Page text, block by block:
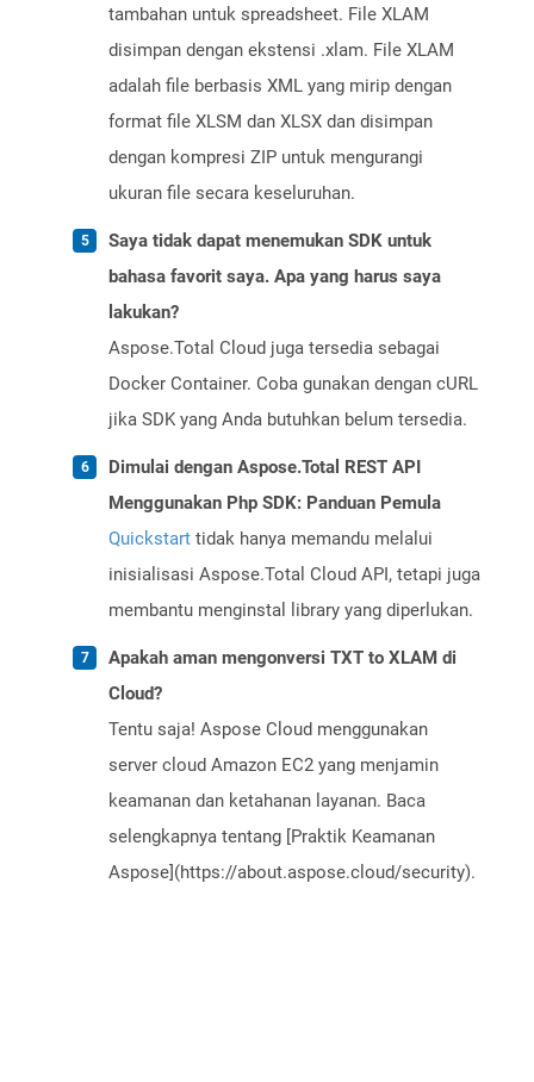
tambahan untuk spreadsheet. File XLAM
disimpan dengan ekstensi .xlam. File XLAM
adalah file berbasis XML yang mirip dengan
format file XLSM dan XLSX dan disimpan
dengan kompresi ZIP untuk mengurangi
ukuran file secara keseluruhan.
Saya tidak dapat menemukan SDK untuk
bahasa favorit saya. Apa yang harus saya
lakukan?
Aspose.Total Cloud juga tersedia sebagai
Docker Container. Coba gunakan dengan cURL
jika SDK yang Anda butuhkan belum tersedia.
Dimulai dengan Aspose.Total REST API
Menggunakan Php SDK: Panduan Pemula
Quickstart tidak hanya memandu melalui
inisialisasi Aspose.Total Cloud API, tetapi juga
membantu menginstal library yang diperlukan.
Apakah aman mengonversi TXT to XLAM di
Cloud?
Tentu saja! Aspose Cloud menggunakan
server cloud Amazon EC2 yang menjamin
keamanan dan ketahanan layanan. Baca
selengkapnya tentang [Praktik Keamanan
Aspose](https://about.aspose.cloud/security).